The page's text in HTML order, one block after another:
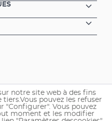
notre site web à des fins
pouvez les refuser
"Configurer". Vous pouvez
moment et les modifier